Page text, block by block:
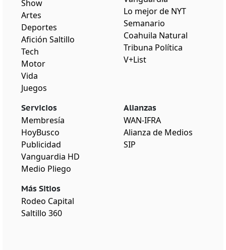
Show
Artes
Deportes
Afición Saltillo
Tech
Motor
Vida
Juegos
Lo mejor de NYT
Semanario
Coahuila Natural
Tribuna Política
V+List
Servicios
Membresía
HoyBusco
Publicidad
Vanguardia HD
Medio Pliego
Más Sitios
Rodeo Capital
Saltillo 360
Alianzas
WAN-IFRA
Alianza de Medios
SIP